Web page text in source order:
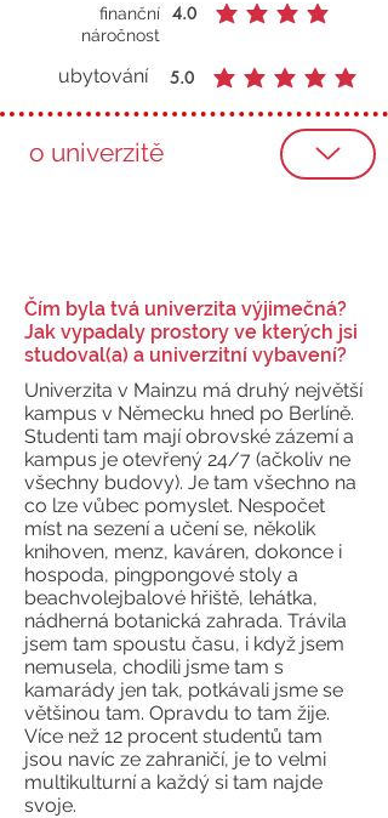
finanční
náročnost
4.0
průměrné hodnocení je 4 z 5
ubytování 5.0
průměrné hodnocení je 5 z 5
o univerzitě
Čím byla tvá univerzita výjimečná?
Jak vypadaly prostory ve kterých jsi
studoval(a) a univerzitní vybavení?
Univerzita v Mainzu má druhý největší
kampus v Německu hned po Berlíně.
Studenti tam mají obrovské zázemí a
kampus je otevřený 24/7 (ačkoliv ne
všechny budovy). Je tam všechno na
co lze vůbec pomyslet. Nespočet
míst na sezení a učení se, několik
knihoven, menz, kaváren, dokonce i
hospoda, pingpongové stoly a
beachvolejbalové hřiště, lehátka,
nádherná botanická zahrada. Trávila
jsem tam spoustu času, i když jsem
nemusela, chodili jsme tam s
kamarády jen tak, potkávali jsme se
většinou tam. Opravdu to tam žije.
Více než 12 procent studentů tam
jsou navíc ze zahraničí, je to velmi
multikulturní a každý si tam najde
svoje.